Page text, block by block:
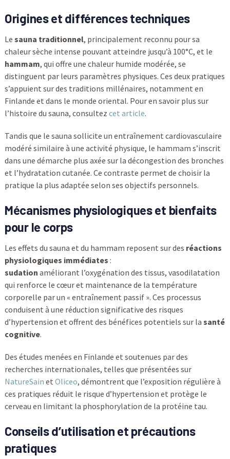
Origines et différences techniques
Le sauna traditionnel, principalement reconnu pour sa
chaleur sèche intense pouvant atteindre jusqu’à 100°C, et le
hammam, qui offre une chaleur humide modérée, se
distinguent par leurs paramètres physiques. Ces deux pratiques
s’appuient sur des traditions millénaires, notamment en
Finlande et dans le monde oriental. Pour en savoir plus sur
l’histoire du sauna, consultez cet article.
Tandis que le sauna sollicite un entraînement cardiovasculaire
modéré similaire à une activité physique, le hammam s’inscrit
dans une démarche plus axée sur la décongestion des bronches
et l’hydratation cutanée. Ce contraste permet de choisir la
pratique la plus adaptée selon ses objectifs personnels.
Mécanismes physiologiques et bienfaits
pour le corps
Les effets du sauna et du hammam reposent sur des réactions
physiologiques immédiates :
sudation améliorant l’oxygénation des tissus, vasodilatation
qui renforce le cœur et maintenance de la température
corporelle par un « entraînement passif ». Ces processus
conduisent à une réduction significative des risques
d’hypertension et offrent des bénéfices potentiels sur la santé
cognitive.
Des études menées en Finlande et soutenues par des
recherches internationales, telles que présentées sur
NatureSain et Oliceo, démontrent que l’exposition régulière à
ces pratiques réduit le risque d’hypertension et protège le
cerveau en limitant la phosphorylation de la protéine tau.
Conseils d’utilisation et précautions
pratiques